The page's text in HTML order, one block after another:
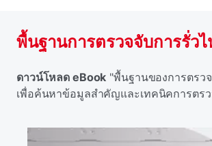
พื้นฐานการตรวจจับการรั่ว
ดาวน์โหลด eBook "พื้นฐานของการตรว
เพื่อค้นหาข้อมูลสําคัญและเทคนิคการตรว